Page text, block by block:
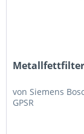
Metallfettfilter
von Siemens
GPSR